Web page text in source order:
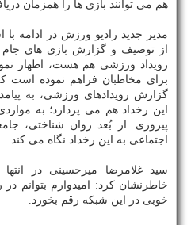
هم می توانند بازی ها را همزمان
مدیر جدید رادیو ورزش در ادامه با
از توصیف و گزارش بازی های جام
رویداد ورزشی هم هست، اظهار
برای مخاطبان فراهم نموده است
گزارش رویدادهای ورزشی، به
این رخداد هم می پردازد؛ به
پیروزی. از بُعد روان شناختی،
اجتماعی به این رخداد نگاه می كند.
سید غلامرضا میرحسینی در
خاطرنشان كرد: امیدوارم بتوانم
خوبی در این شبكه رقم بخورد.